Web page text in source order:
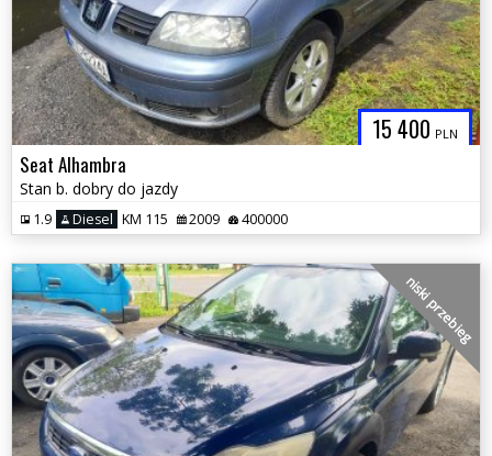
15 400 PLN
Seat Alhambra
Stan b. dobry do jazdy
1.9 Diesel KM 115 2009 400000
niski przebieg